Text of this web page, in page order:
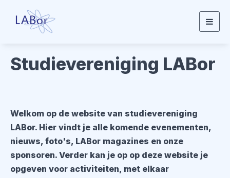
Studievereniging LABor
Welkom op de website van studievereniging
LABor. Hier vindt je alle komende evenementen,
nieuws, foto's, LABor magazines en onze
sponsoren. Verder kan je op op deze website je
opgeven voor activiteiten, met elkaar